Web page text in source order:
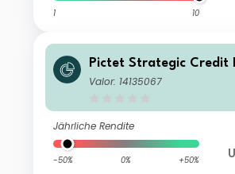
1 10
Pictet Strategic Credit
Valor: 14135067
Jährliche Rendite
-50% 0% +50%